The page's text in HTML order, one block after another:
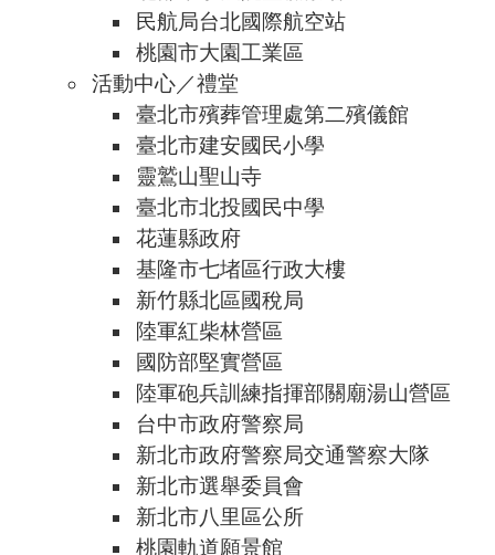
民航局台北國際航空站
桃園市大園工業區
活動中心／禮堂
臺北市殯葬管理處第二殯儀館
臺北市建安國民小學
靈鷲山聖山寺
臺北市北投國民中學
花蓮縣政府
基隆市七堵區行政大樓
新竹縣北區國稅局
陸軍紅柴林營區
國防部堅實營區
陸軍砲兵訓練指揮部關廟湯山營區
台中市政府警察局
新北市政府警察局交通警察大隊
新北市選舉委員會
新北市八里區公所
桃園軌道願景館